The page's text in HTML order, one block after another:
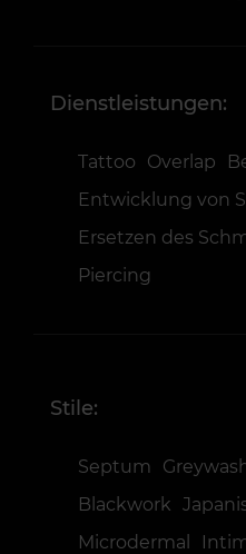
Dienstleistungen:
Tattoo Overlap
Entwicklung von
Ersetzen des
Piercing
Stile:
Septum
Blackwork
Microdermal